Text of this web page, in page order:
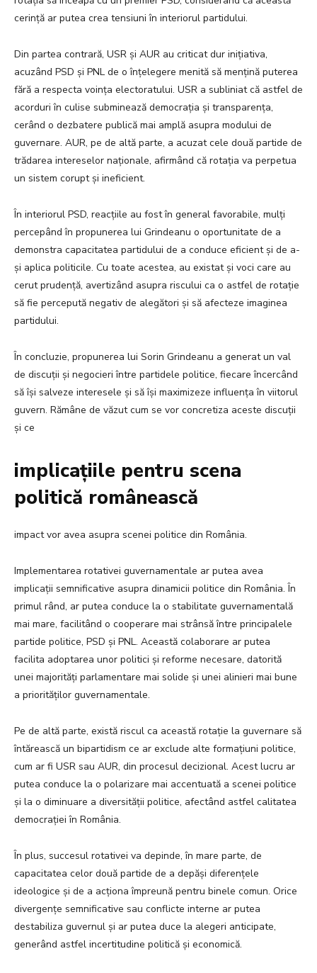
cerință ar putea crea tensiuni în interiorul partidului.
Din partea contrară, USR și AUR au criticat dur inițiativa,
acuzând PSD și PNL de o înțelegere menită să mențină puterea
fără a respecta voința electoratului. USR a subliniat că astfel de
acorduri în culise subminează democrația și transparența,
cerând o dezbatere publică mai amplă asupra modului de
guvernare. AUR, pe de altă parte, a acuzat cele două partide de
trădarea intereselor naționale, afirmând că rotația va perpetua
un sistem corupt și ineficient.
În interiorul PSD, reacțiile au fost în general favorabile, mulți
percepând în propunerea lui Grindeanu o oportunitate de a
demonstra capacitatea partidului de a conduce eficient și de a-
și aplica politicile. Cu toate acestea, au existat și voci care au
cerut prudență, avertizând asupra riscului ca o astfel de rotație
să fie percepută negativ de alegători și să afecteze imaginea
partidului.
În concluzie, propunerea lui Sorin Grindeanu a generat un val
de discuții și negocieri între partidele politice, fiecare încercând
să își salveze interesele și să își maximizeze influența în viitorul
guvern. Rămâne de văzut cum se vor concretiza aceste discuții
și ce
implicațiile pentru scena
politică românească
impact vor avea asupra scenei politice din România.
Implementarea rotativei guvernamentale ar putea avea
implicații semnificative asupra dinamicii politice din România. În
primul rând, ar putea conduce la o stabilitate guvernamentală
mai mare, facilitând o cooperare mai strânsă între principalele
partide politice, PSD și PNL. Această colaborare ar putea
facilita adoptarea unor politici și reforme necesare, datorită
unei majorități parlamentare mai solide și unei alinieri mai bune
a priorităților guvernamentale.
Pe de altă parte, există riscul ca această rotație la guvernare să
întărească un bipartidism ce ar exclude alte formațiuni politice,
cum ar fi USR sau AUR, din procesul decizional. Acest lucru ar
putea conduce la o polarizare mai accentuată a scenei politice
și la o diminuare a diversității politice, afectând astfel calitatea
democrației în România.
În plus, succesul rotativei va depinde, în mare parte, de
capacitatea celor două partide de a depăși diferențele
ideologice și de a acționa împreună pentru binele comun. Orice
divergențe semnificative sau conflicte interne ar putea
destabiliza guvernul și ar putea duce la alegeri anticipate,
generând astfel incertitudine politică și economică.